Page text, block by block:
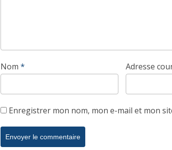
Nom * Adresse
Enregistrer mon nom, mon e-mail et mon